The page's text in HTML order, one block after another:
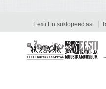
Eesti Entsüklopeediast